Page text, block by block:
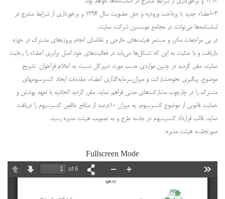
۳-اعضاء جدید با پرداخت ورودیه و حق عضویت سال ۱۳۹۴ و برخورداری از شرایط مندرج در
اساسنامه‌ها می‌توانند در مجامع موسسین شرکت نمایند.
در پی مراجعات مکرر و مستمر هیئت‌های خارجی و تقاضای انجام پروژه‌های مشترک در حوزه
بازیافت و با عنایت به این که تشکل‌ها می‌باید در فعالیت‌های خود اصل برابری اعضاء را رعایت
نمایند، مقرر گردید در چنین مواردی حسب مورد، دبیرکل نسبت به اعلام فراخوان، تشریح
موضوع، پیگیری نحوه‌مشارکت و میزان‌سرمایه‌گذاری اعضاء، مقدمات ایجاد کنسرسیومهای
مشترک را در چارچوب مشارکت‌های مدنی فراهم نماید. مقرر گردید اتحادیه با تعهد پوشش و
حمایت قانونی از موضوع کنسرسیوم، به میزان ۱۰درصد از منافع خالص کنسرسیوم را دریافت
نماید. قالب قرارداد کنسرسیوم در جلسه طرح و به تصویب هیئت مدیره رسید.
صورتجلسه هیئت مدیره:
Fullscreen Mode